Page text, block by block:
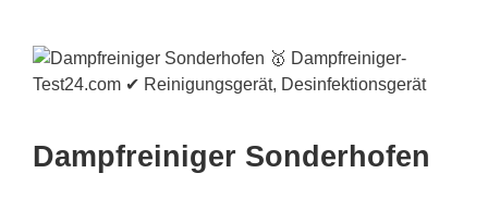
Dampfreiniger Sonderhofen